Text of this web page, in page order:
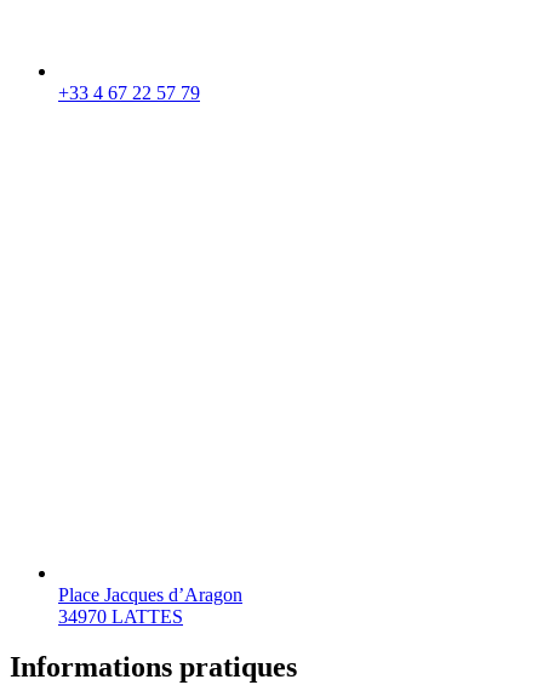
+33 4 67 22 57 79
Place Jacques d’Aragon
34970 LATTES
Informations pratiques